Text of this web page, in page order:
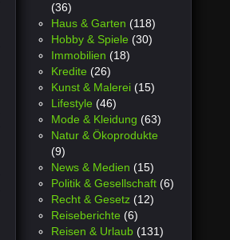
(36)
Haus & Garten (118)
Hobby & Spiele (30)
Immobilien (18)
Kredite (26)
Kunst & Malerei (15)
Lifestyle (46)
Mode & Kleidung (63)
Natur & Ökoprodukte
(9)
News & Medien (15)
Politik & Gesellschaft (6)
Recht & Gesetz (12)
Reiseberichte (6)
Reisen & Urlaub (131)